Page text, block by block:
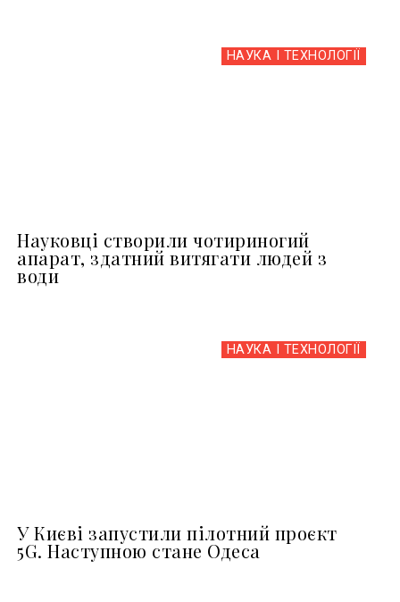
НАУКА І ТЕХНОЛОГІЇ
Науковці створили чотириногий
апарат, здатний витягати людей з
води
НАУКА І ТЕХНОЛОГІЇ
У Києві запустили пілотний проєкт
5G. Наступною стане Одеса